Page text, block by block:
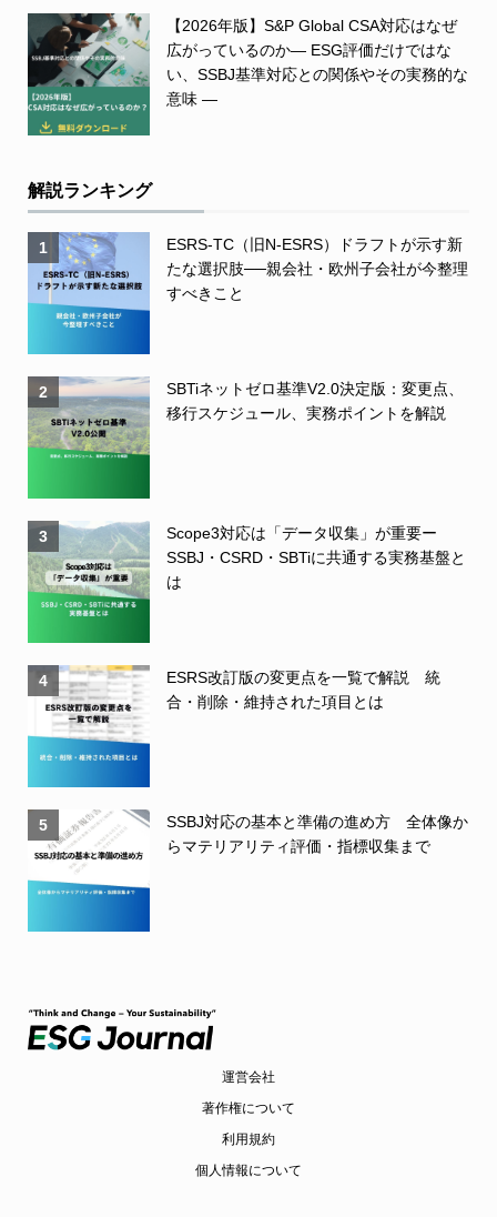
【2026年版】S&P Global CSA対応はなぜ
広がっているのか― ESG評価だけではな
い、SSBJ基準対応との関係やその実務的な
意味 ―
解説ランキング
1
ESRS-TC（旧N-ESRS）ドラフトが示す新
たな選択肢──親会社・欧州子会社が今整理
すべきこと
2
SBTiネットゼロ基準V2.0決定版：変更点、
移行スケジュール、実務ポイントを解説
3
Scope3対応は「データ収集」が重要ー
SSBJ・CSRD・SBTiに共通する実務基盤と
は
4
ESRS改訂版の変更点を一覧で解説 統
合・削除・維持された項目とは
5
SSBJ対応の基本と準備の進め方 全体像か
らマテリアリティ評価・指標収集まで
運営会社
著作権について
利用規約
個人情報について